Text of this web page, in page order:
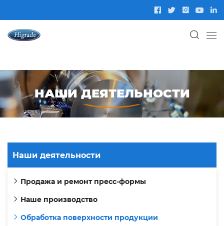
НАШИ ДЕЯТЕЛЬНОСТИ
Наши деятельности
Продажа и ремонт пресс-формы
Наше производство
Обработка поверхности продукции